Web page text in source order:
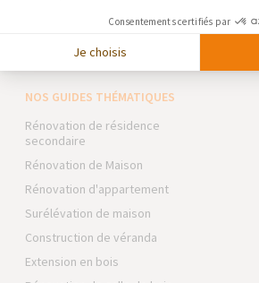
Mentions légales
Des travaux
NOS GUIDES THÉMATIQUES
Rénovation de résidence
secondaire
Rénovation de Maison
Rénovation d'appartement
Surélévation de maison
Construction de véranda
Extension en bois
Consentements certifiés par
Je choisis